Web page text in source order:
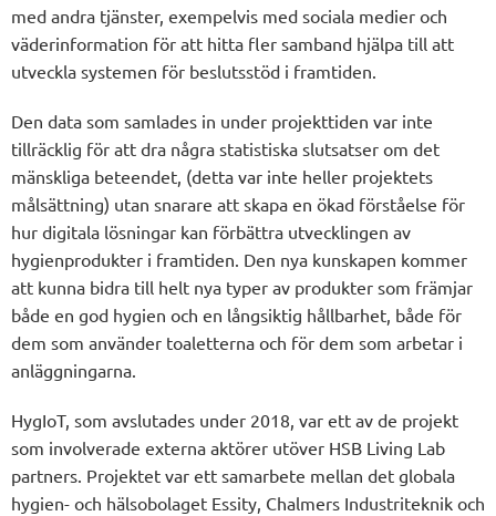
med andra tjänster, exempelvis med sociala medier och
väderinformation för att hitta fler samband hjälpa till att
utveckla systemen för beslutsstöd i framtiden.
Den data som samlades in under projekttiden var inte
tillräcklig för att dra några statistiska slutsatser om det
mänskliga beteendet, (detta var inte heller projektets
målsättning) utan snarare att skapa en ökad förståelse för
hur digitala lösningar kan förbättra utvecklingen av
hygienprodukter i framtiden. Den nya kunskapen kommer
att kunna bidra till helt nya typer av produkter som främjar
både en god hygien och en långsiktig hållbarhet, både för
dem som använder toaletterna och för dem som arbetar i
anläggningarna.
HygIoT, som avslutades under 2018, var ett av de projekt
som involverade externa aktörer utöver HSB Living Lab
partners. Projektet var ett samarbete mellan det globala
hygien- och hälsobolaget Essity, Chalmers Industriteknik och